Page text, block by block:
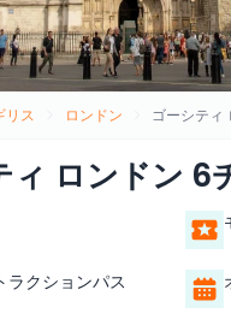
リス ロンドン ゴーシティ
ィ ロンドン 6
ラクションパス